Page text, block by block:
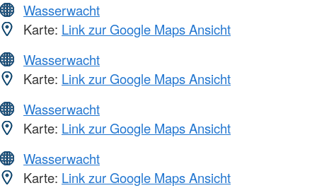
Wasserwacht
Karte: Link zur Google Maps Ansicht
Wasserwacht
Karte: Link zur Google Maps Ansicht
Wasserwacht
Karte: Link zur Google Maps Ansicht
Wasserwacht
Karte: Link zur Google Maps Ansicht